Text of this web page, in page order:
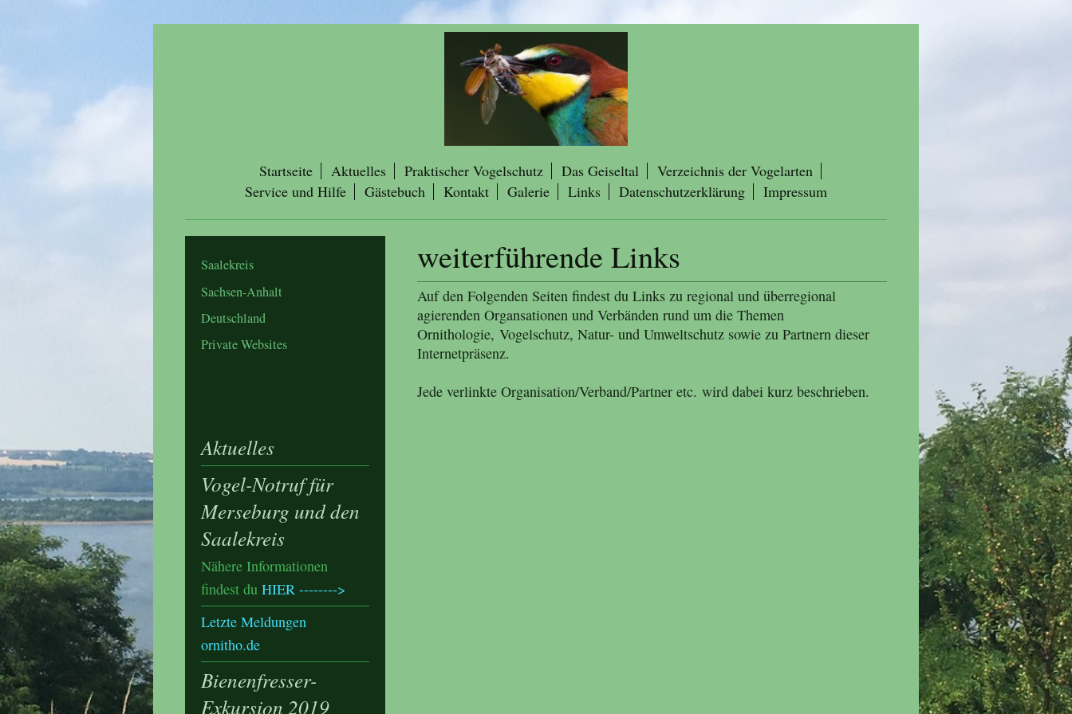
Startseite Aktuelles Praktischer Vogelschutz Das Geiseltal
Verzeichnis der Vogelarten
Service und Hilfe
Gästebuch Kontakt Galerie Links Datenschutzerklärung Impressum
weiterführende Links
Auf den Folgenden Seiten findest du Links zu regional und überregional
agierenden Organsationen und Verbänden rund um die Themen
Ornithologie, Vogelschutz, Natur- und Umweltschutz sowie zu Partnern dieser
Internetpräsenz.
Jede verlinkte Organisation/Verband/Partner etc. wird dabei kurz beschrieben.
Saalekreis
Sachsen-Anhalt
Deutschland
Private Websites
Aktuelles
Vogel-Notruf für
Merseburg und den
Saalekreis
Nähere Informationen
findest du HIER -------->
Letzte Meldungen
ornitho.de
Bienenfresser-
Exkursion 2019